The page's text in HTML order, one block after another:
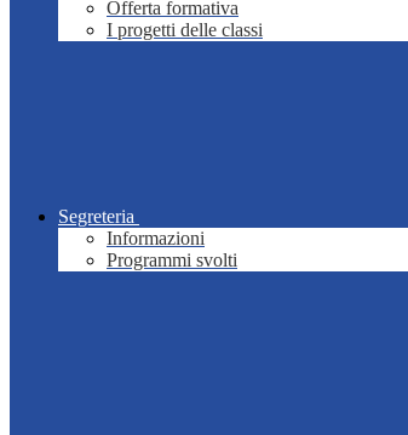
Offerta formativa
I progetti delle classi
Segreteria
Informazioni
Programmi svolti